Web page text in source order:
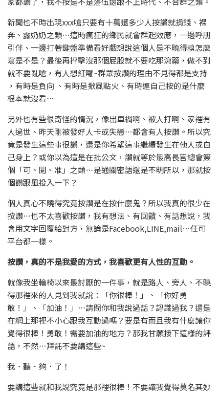
新聞也不時出現xxx嗆只要有十萬還多少人按讚就捐錢、裸
奔、露奶奶之類…這時瘋狂的鄉民就會群起效應，一邊呼朋
引伴、一邊打著鍵盤準備看好戲想說這個人是不曉得糗怎麼
寫是不是？最後再抨擊沒那個屁股就不要吃那瀉藥，做不到
就不要亂嗆，有人想紅囉~群眾按讚的理由不見得都是支持
，有時是負向 、有時是掀風點火、有時連自己按的是什麼
根本就沒看…
另外也有些很奇怪的情況，像出車禍啊、被人打啊、家裡有
人過世、昨天剛被發好人卡或失戀…都會有人按讚。所以究
竟是發生這些事很讚，還是你希望這事繼續發生在他人或自
己身上？或你以為這是在批公文，讚就等於最高長官總會簽
個「可、閱、准」之類…是通關密語還是不明所以，那就按
個讚跟風投入一下？
個人真心不曉得究竟按讚是在按什麼鬼？所以我真的很少在
按讚…也不太喜歡按讚，我有想法、有回饋、有話想說，我
會用文字回覆給對方，無論是Facebook,LINE,mail…任可
平台都一樣。
按讚，真的不是我愛的方式，我喜歡更有人性的互動。
就像我坐輪椅以來最討厭的一件事，就是路人、旁人、不曉
得那裡來的人見到我就說：「你很棒！」、「你好勇
敢！」、「加油！」…請問你和我說過話？認識過我？還是
在網上那裡不小心跟我互動過嗎？要是有而且我有什麼讓你
覺得很棒！勇敢！需要加油的地方？那我甘願接下這樣的評
語，不然…拜託不要講這些~
我．聽．夠．了！
要講這些就和我說究竟是那裡很棒！不要讓我覺得莫名其妙